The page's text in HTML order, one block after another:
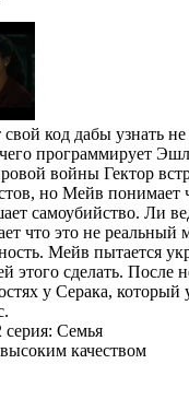
свой код дабы узнать
программирует
войны Гектор
но Мейв понимает
самоубийство. Ли
что это не реальный
Мейв пытается
этого сделать. После
у Серака, который
серия: Семья
качеством